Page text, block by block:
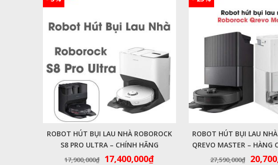
ROBOT HÚT BỤI LAU NHÀ ROBOROCK
S8 PRO ULTRA – CHÍNH HÃNG
17,900,000₫ Giá
17,400,000₫Giá
ROBOT HÚT BỤI LAU
QREVO MASTER – HÀNG
27,590,000₫
Giá